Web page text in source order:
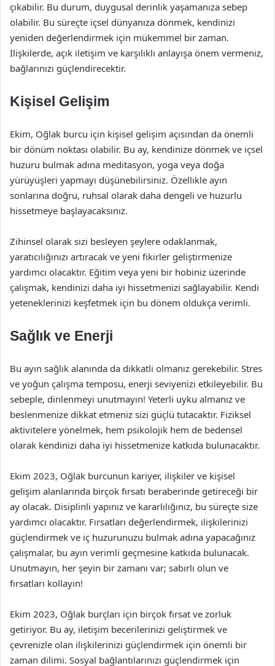
çıkabilir. Bu durum, duygusal derinlik yaşamanıza sebep
olabilir. Bu süreçte içsel dünyanıza dönmek, kendinizi
yeniden değerlendirmek için mükemmel bir zaman.
İlişkilerde, açık iletişim ve karşılıklı anlayışa önem vermeniz,
bağlarınızı güçlendirecektir.
Kişisel Gelişim
Ekim, Oğlak burcu için kişisel gelişim açısından da önemli
bir dönüm noktası olabilir. Bu ay, kendinize dönmek ve içsel
huzuru bulmak adına meditasyon, yoga veya doğa
yürüyüşleri yapmayı düşünebilirsiniz. Özellikle ayın
sonlarına doğru, ruhsal olarak daha dengeli ve huzurlu
hissetmeye başlayacaksınız.
Zihinsel olarak sizi besleyen şeylere odaklanmak,
yaratıcılığınızı artıracak ve yeni fikirler geliştirmenize
yardımcı olacaktır. Eğitim veya yeni bir hobiniz üzerinde
çalışmak, kendinizi daha iyi hissetmenizi sağlayabilir. Kendi
yeteneklerinizi keşfetmek için bu dönem oldukça verimli.
Sağlık ve Enerji
Bu ayın sağlık alanında da dikkatli olmanız gerekebilir. Stres
ve yoğun çalışma temposu, enerji seviyenizi etkileyebilir. Bu
sebeple, dinlenmeyi unutmayın! Yeterli uyku almanız ve
beslenmenize dikkat etmeniz sizi güçlü tutacaktır. Fiziksel
aktivitelere yönelmek, hem psikolojik hem de bedensel
olarak kendinizi daha iyi hissetmenize katkıda bulunacaktır.
Ekim 2023, Oğlak burcunun kariyer, ilişkiler ve kişisel
gelişim alanlarında birçok fırsatı beraberinde getireceği bir
ay olacak. Disiplinli yapınız ve kararlılığınız, bu süreçte size
yardımcı olacaktır. Fırsatları değerlendirmek, ilişkilerinizi
güçlendirmek ve iç huzurunuzu bulmak adına yapacağınız
çalışmalar, bu ayın verimli geçmesine katkıda bulunacak.
Unutmayın, her şeyin bir zamanı var; sabırlı olun ve
fırsatları kollayın!
Ekim 2023, Oğlak burçları için birçok fırsat ve zorluk
getiriyor. Bu ay, iletişim becerilerinizi geliştirmek ve
çevrenizle olan ilişkilerinizi güçlendirmek için önemli bir
zaman dilimi. Sosyal bağlantılarınızı güçlendirmek için